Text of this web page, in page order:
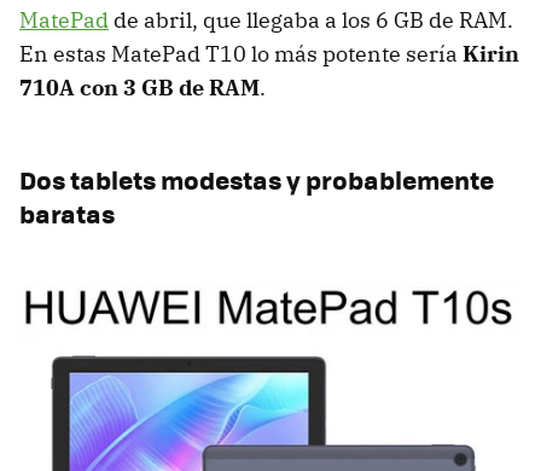
MatePad de abril, que llegaba a los 6 GB de RAM.
En estas MatePad T10 lo más potente sería Kirin
710A con 3 GB de RAM.
Dos tablets modestas y probablemente
baratas